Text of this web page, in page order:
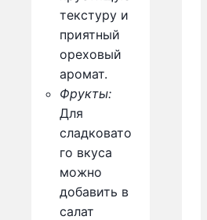
текстуру и
приятный
ореховый
аромат.
Фрукты:
Для
сладковато
го вкуса
можно
добавить в
салат